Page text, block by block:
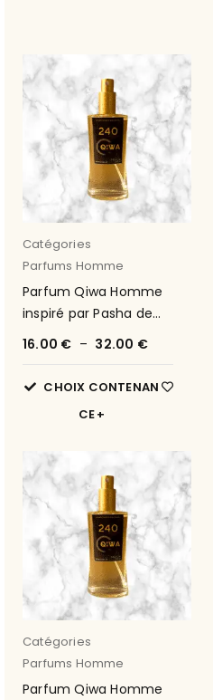
Catégories
Parfums Homme
Parfum Qiwa Homme
inspiré par Pasha de
Cartier 35
16.00 € – 32.00 €
CHOIX CONTENAN
CE
Catégories
Parfums Homme
Parfum Qiwa Homme